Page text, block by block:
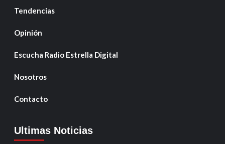
Tendencias
Opinión
Escucha Radio Estrella Digital
Nosotros
Contacto
Ultimas Noticias